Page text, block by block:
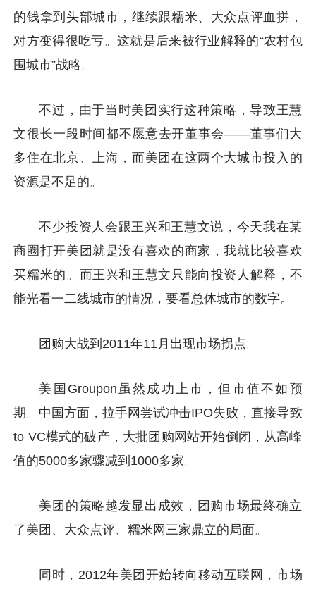
的钱拿到头部城市，继续跟糯米、大众点评血拼，
对方变得很吃亏。这就是后来被行业解释的“农村包
围城市”战略。
不过，由于当时美团实行这种策略，导致王慧
文很长一段时间都不愿意去开董事会——董事们大
多住在北京、上海，而美团在这两个大城市投入的
资源是不足的。
不少投资人会跟王兴和王慧文说，今天我在某
商圈打开美团就是没有喜欢的商家，我就比较喜欢
买糯米的。而王兴和王慧文只能向投资人解释，不
能光看一二线城市的情况，要看总体城市的数字。
团购大战到2011年11月出现市场拐点。
美国Groupon虽然成功上市，但市值不如预
期。中国方面，拉手网尝试冲击IPO失败，直接导致
to VC模式的破产，大批团购网站开始倒闭，从高峰
值的5000多家骤减到1000多家。
美团的策略越发显出成效，团购市场最终确立
了美团、大众点评、糯米网三家鼎立的局面。
同时，2012年美团开始转向移动互联网，市场